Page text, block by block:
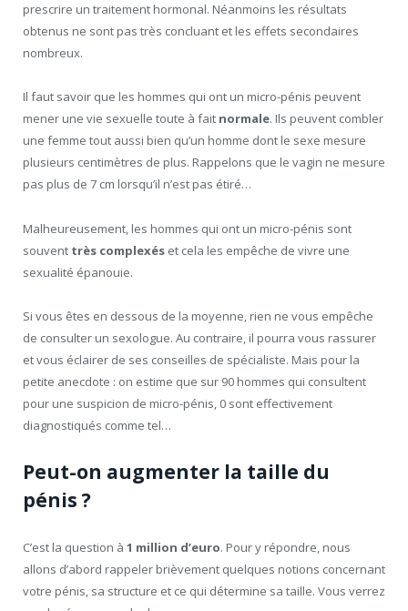
prescrire un traitement hormonal. Néanmoins les résultats
obtenus ne sont pas très concluant et les effets secondaires
nombreux.
Il faut savoir que les hommes qui ont un micro-pénis peuvent
mener une vie sexuelle toute à fait normale. Ils peuvent combler
une femme tout aussi bien qu’un homme dont le sexe mesure
plusieurs centimètres de plus. Rappelons que le vagin ne mesure
pas plus de 7 cm lorsqu’il n’est pas étiré…
Malheureusement, les hommes qui ont un micro-pénis sont
souvent très complexés et cela les empêche de vivre une
sexualité épanouie.
Si vous êtes en dessous de la moyenne, rien ne vous empêche
de consulter un sexologue. Au contraire, il pourra vous rassurer
et vous éclairer de ses conseilles de spécialiste. Mais pour la
petite anecdote : on estime que sur 90 hommes qui consultent
pour une suspicion de micro-pénis, 0 sont effectivement
diagnostiqués comme tel…
Peut-on augmenter la taille du
pénis ?
C’est la question à 1 million d’euro. Pour y répondre, nous
allons d’abord rappeler brièvement quelques notions concernant
votre pénis, sa structure et ce qui détermine sa taille. Vous verrez